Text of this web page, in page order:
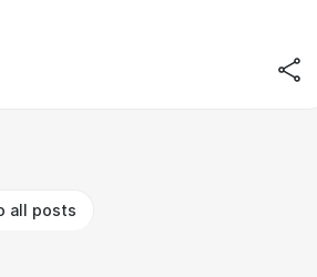
all posts